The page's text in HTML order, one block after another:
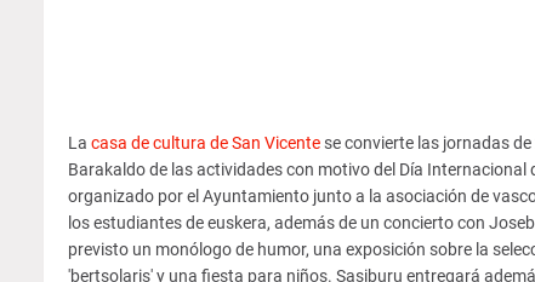
La casa de cultura de San Vicentese convierte las jornadas de
Barakaldo de las actividades con motivo del Día Internacional
organizado por el Ayuntamiento junto a la asociación de
los estudiantes de euskera, además de un concierto con
previsto un monólogo de humor, una exposición sobre la
'bertsolaris' y una fiesta para niños. Sasiburu entregará